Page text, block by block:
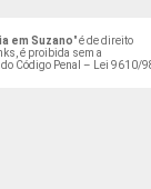
em Suzano" é de direito
é proibida sem a
Código Penal –
Lei 9610/